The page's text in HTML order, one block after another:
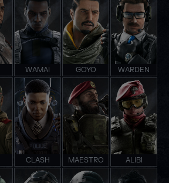
WAMAI GOYO WARDEN
CLASH MAESTRO ALIBI